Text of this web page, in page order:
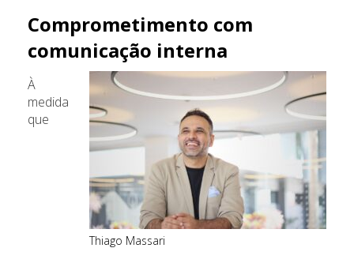
Comprometimento com
comunicação interna
Thiago Massari
À
medida
que